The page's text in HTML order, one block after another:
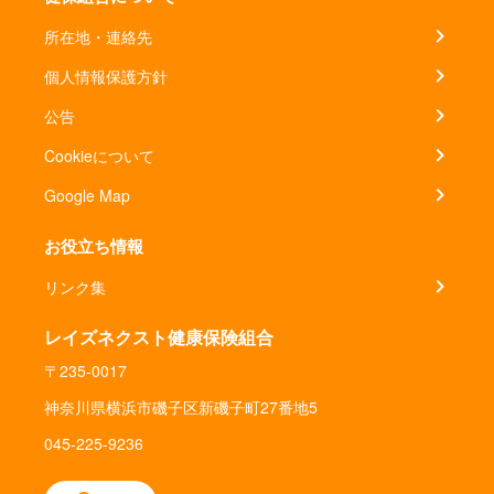
所在地・連絡先
個人情報保護方針
公告
Cookieについて
Google Map
お役立ち情報
リンク集
レイズネクスト健康保険組合
〒235-0017
神奈川県横浜市磯子区新磯子町27番地5
045-225-9236